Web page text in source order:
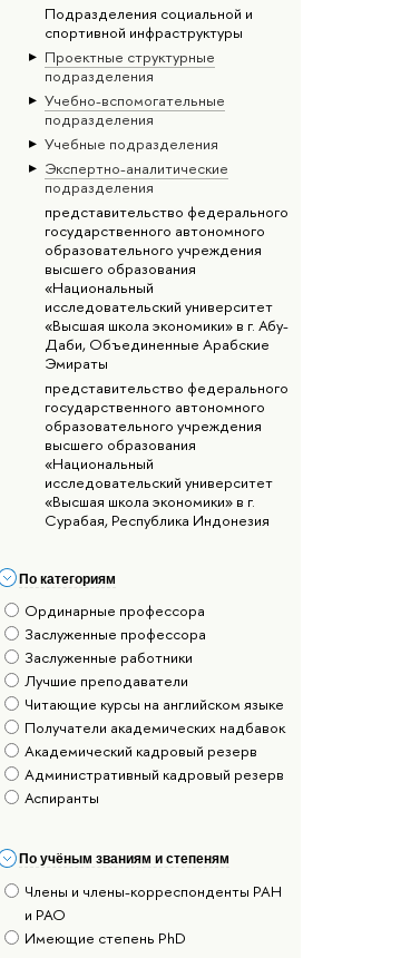
Подразделения социальной и
спортивной инфраструктуры
Проектные структурные
подразделения
Учебно-вспомогательные
подразделения
Учебные подразделения
Экспертно-аналитические
подразделения
представительство федерального
государственного автономного
образовательного учреждения
высшего образования
«Национальный
исследовательский университет
«Высшая школа экономики» в г. Абу-
Даби, Объединенные Арабские
Эмираты
представительство федерального
государственного автономного
образовательного учреждения
высшего образования
«Национальный
исследовательский университет
«Высшая школа экономики» в г.
Сурабая, Республика Индонезия
По категориям
Ординарные профессора
Заслуженные профессора
Заслуженные работники
Лучшие преподаватели
Читающие курсы на английском языке
Получатели академических надбавок
Академический кадровый резерв
Административный кадровый резерв
Аспиранты
По учёным званиям и степеням
Члены и члены-корреспонденты РАН
и РАО
Имеющие степень PhD